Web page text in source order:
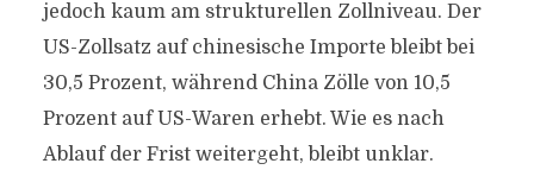
jedoch kaum am strukturellen Zollniveau. Der
US-Zollsatz auf chinesische Importe bleibt bei
30,5 Prozent, während China Zölle von 10,5
Prozent auf US-Waren erhebt. Wie es nach
Ablauf der Frist weitergeht, bleibt unklar.